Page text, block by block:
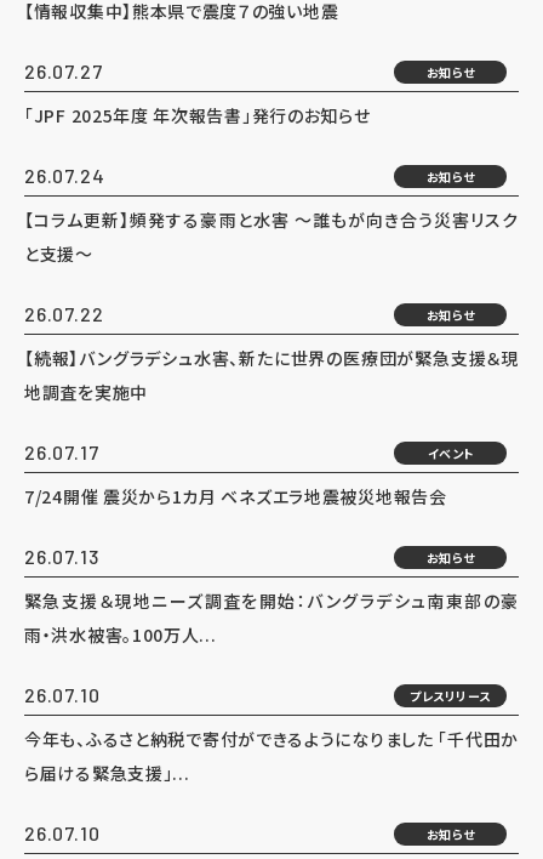
【情報収集中】熊本県で震度７の強い地震
26.07.27 お知らせ
「JPF 2025年度 年次報告書」発行のお知らせ
26.07.24 お知らせ
【コラム更新】頻発する豪雨と水害 ～誰もが向き合う災害リスク
と支援～
26.07.22 お知らせ
【続報】バングラデシュ水害、新たに世界の医療団が緊急支援＆現
地調査を実施中
26.07.17 イベント
7/24開催 震災から1カ月 ベネズエラ地震被災地報告会
26.07.13 お知らせ
緊急支援＆現地ニーズ調査を開始：バングラデシュ南東部の豪
雨・洪水被害。100万人...
26.07.10 プレスリリース
今年も、ふるさと納税で寄付ができるようになりました 「千代田か
ら届ける緊急支援」...
26.07.10 お知らせ